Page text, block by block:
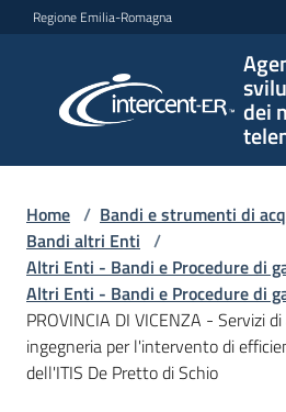
Vai al contenuto
Vai alla navigazione
Vai al footer
Regione Emilia-Romagna
dei
per lo
sviluppo
telematici
L'Agenzia
Home / Bandi e strumenti di
Bandi altri Enti /
Altri Enti - Bandi e Procedure di
Altri Enti - Bandi e Procedure di
PROVINCIA DI VICENZA - Servizi
ingegneria per l'intervento di
dell'ITIS De Pretto di Schio